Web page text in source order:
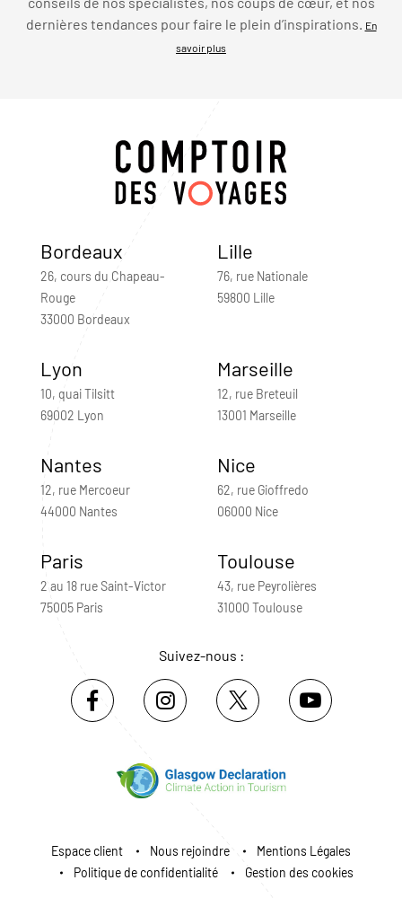
dernières tendances pour faire le plein d’inspirations.
En
savoir plus
Bordeaux
26, cours du Chapeau-
Rouge
33000 Bordeaux
Lille
76, rue Nationale
59800 Lille
Lyon
10, quai Tilsitt
69002 Lyon
Marseille
12, rue Breteuil
13001 Marseille
Nantes
12, rue Mercoeur
44000 Nantes
Nice
62, rue Gioffredo
06000 Nice
Paris
2 au 18 rue Saint-Victor
75005 Paris
Toulouse
43, rue Peyrolières
31000 Toulouse
Suivez-nous :
Espace client Nous rejoindre
Mentions Légales
Politique de confidentialité
Gestion des cookies